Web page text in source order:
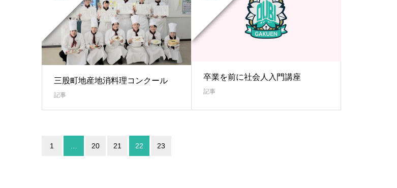
三股町地産地消料理コンクール
記事
卒業を前に社会人入門講座
記事
1 20 21 22 23